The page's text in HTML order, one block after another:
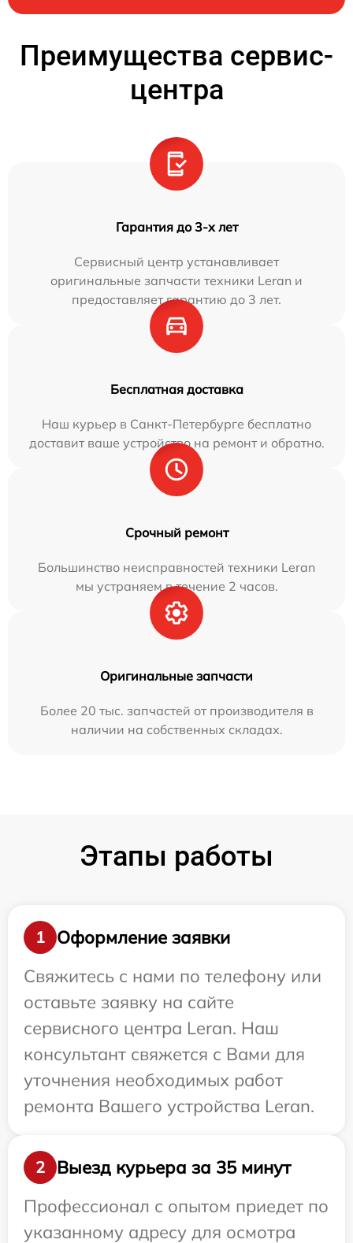
Преимущества сервис-
центра
Гарантия до 3-х лет
Сервисный центр устанавливает
оригинальные запчасти техники Leran и
предоставляет гарантию до 3 лет.
Бесплатная доставка
Наш курьер в Санкт-Петербурге бесплатно
доставит ваше устройство на ремонт и обратно.
Срочный ремонт
Большинство неисправностей техники Leran
мы устраняем в течение 2 часов.
Оригинальные запчасти
Более 20 тыс. запчастей от производителя в
наличии на собственных складах.
Этапы работы
1
Оформление заявки
Свяжитесь с нами по телефону или
оставьте заявку на сайте
сервисного центра Leran. Наш
консультант свяжется с Вами для
уточнения необходимых работ
ремонта Вашего устройства Leran.
2
Выезд курьера за 35 минут
Профессионал с опытом приедет по
указанному адресу для осмотра